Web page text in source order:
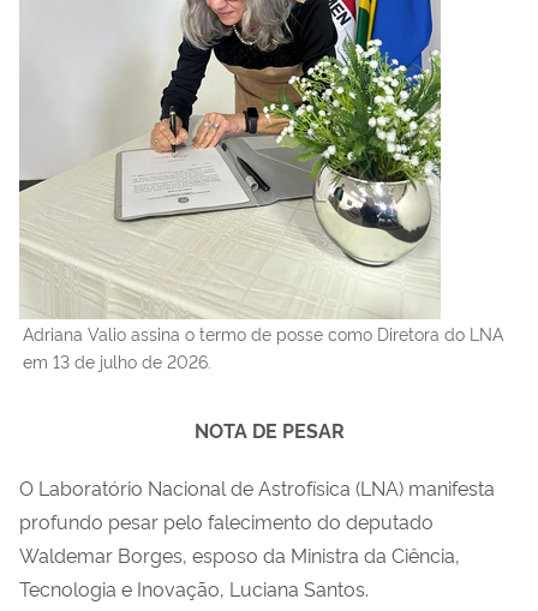
Adriana Valio assina o termo de posse como Diretora do LNA
em 13 de julho de 2026.
NOTA DE PESAR
O Laboratório Nacional de Astrofísica (LNA) manifesta
profundo pesar pelo falecimento do deputado
Waldemar Borges, esposo da Ministra da Ciência,
Tecnologia e Inovação, Luciana Santos.